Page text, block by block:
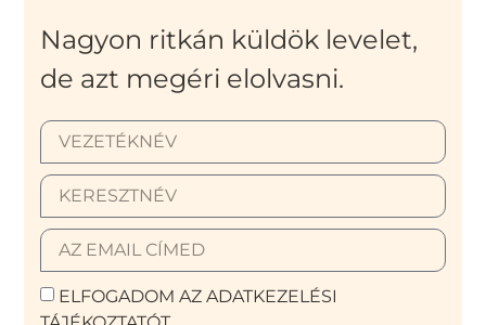
Nagyon ritkán küldök levelet,
de azt megéri elolvasni.
ELFOGADOM AZ ADATKEZELÉSI